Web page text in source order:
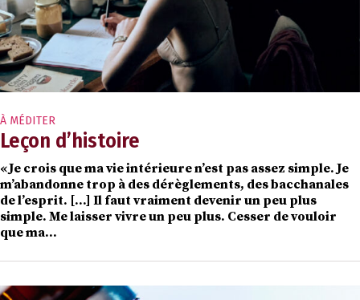
À MÉDITER
Leçon d’histoire
« Je crois que ma vie intérieure n’est pas assez simple. Je
m’abandonne trop à des dérèglements, des bacchanales
de l’esprit. […] Il faut vraiment devenir un peu plus
simple. Me laisser vivre un peu plus. Cesser de vouloir
que ma…